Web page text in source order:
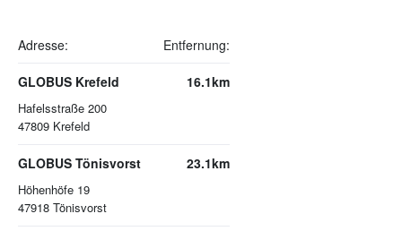
Adresse: Entfernung:
GLOBUS Krefeld
Hafelsstraße 200
47809 Krefeld
16.1km
GLOBUS Tönisvorst
Höhenhöfe 19
47918 Tönisvorst
23.1km